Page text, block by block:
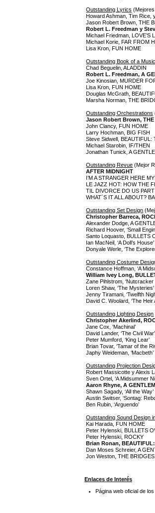
Outstanding Lyrics
Howard Ashman, Tim Rice,
Jason Robert Brown, THE
Robert L. Freedman y
Michael Friedman, LOVE’S
Michael Korie, FAR FROM
Lisa Kron, FUN HOME
Outstanding Book of a
Chad Beguelin, ALADDIN
Robert L. Freedman, A
Joe Kinosian, MURDER
Lisa Kron, FUN HOME
Douglas McGrath,
Marsha Norman, THE
Outstanding Orchestrations
Jason Robert Brown, THE
John Clancy, FUN HOME
Larry Hochman, BIG FISH
Steve Sidwell, BEAUTIFUL:
Michael Starobin, IF/THEN
Jonathan Tunick, A
Outstanding Revue (Mejor
AFTER MIDNIGHT
I’M A STRANGER HERE
LE JAZZ HOT: HOW THE
TIL DIVORCE DO US PART
WHAT´S IT ALL ABOUT?
Outstanding Set Design
Christopher Barreca,
Alexander Dodge, A
Richard Hoover, ‘Small
Santo Loquasto, BULLETS
Ian MacNeil, ‘A Doll’s House’
Donyale Werle, ‘The
Outstanding Costume
Constance Hoffman, ‘A
William Ivey Long,
Zane Pihlstrom, ‘Nutcracker
Loren Shaw, ‘The Mysteries’
Jenny Tiramani, ‘Twelfth
David C. Woolard, ‘The Heir
Outstanding Lighting Design
Christopher Akerlind,
Jane Cox, ‘Machinal’
David Lander, ‘The Civil War’
Peter Mumford, ‘King Lear’
Brian Tovar, ‘Tamar of the
Japhy Weideman, ‘Macbeth’
Outstanding Projection
Robert Massicotte y Alexis
Sven Ortel, ‘A Midsummer
Aaron Rhyne, A
Shawn Sagady, ‘All the Way’
Austin Switser, ‘Sontag:
Ben Rubin, ‘Arguendo’
Outstanding Sound Design
Kai Harada, FUN HOME
Peter Hylenski, BULLETS
Peter Hylenski, ROCKY
Brian Ronan,
Dan Moses Schreier, A
Jon Weston, THE
Enlaces de Interés
Página web oficial de